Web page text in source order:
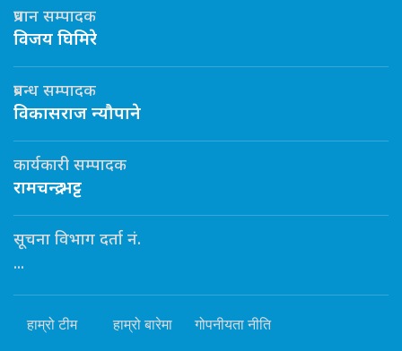
प्रधान सम्पादक
विजय घिमिरे
प्रबन्ध सम्पादक
विकासराज न्यौपाने
कार्यकारी सम्पादक
रामचन्द्र भट्ट
सूचना विभाग दर्ता नं.
...
हाम्रो टीम हाम्रो बारेमा गोपनीयता नीति